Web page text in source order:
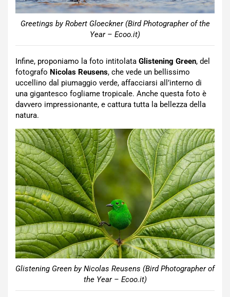
Greetings by Robert Gloeckner (Bird Photographer of the
Year – Ecoo.it)
Infine, proponiamo la foto intitolata Glistening Green, del
fotografo Nicolas Reusens, che vede un bellissimo
uccellino dal piumaggio verde, affacciarsi all’interno di
una gigantesco fogliame tropicale. Anche questa foto è
davvero impressionante, e cattura tutta la bellezza della
natura.
Glistening Green by Nicolas Reusens (Bird Photographer of
the Year – Ecoo.it)